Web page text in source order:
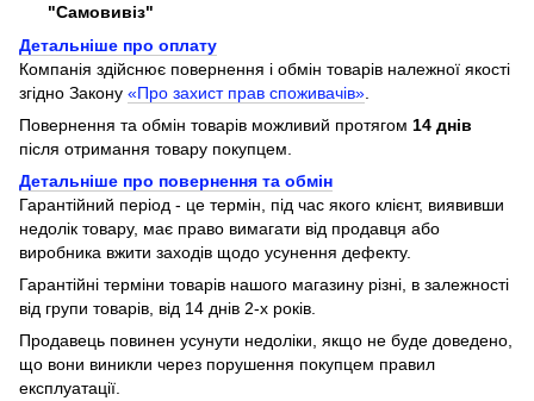
"Самовивіз"
Детальніше про оплату
Компанія здійснює повернення і обмін товарів належної якості
згідно Закону «Про захист прав споживачів»
Повернення та обмін товарів можливий протягом 14 днів
після отримання товару покупцем.
Детальніше про повернення та обмін
Гарантійний період - це термін, під час якого клієнт, виявивши
недолік товару, має право вимагати від продавця або
виробника вжити заходів щодо усунення дефекту.
Гарантійні терміни товарів нашого магазину різні, в залежності
від групи товарів, від 14 днів 2-х років.
Продавець повинен усунути недоліки, якщо не буде доведено,
що вони виникли через порушення покупцем правил
експлуатації.